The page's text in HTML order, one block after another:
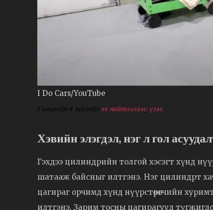
I Do Cars/YouTube
Галерейн 4 зургийг эх нийтлэлээс үзэх
Хэвийн элэгдэл, нэг л гол
Гэхдээ цилиндрийн толгой хэсэгт хүнд
шатааж байсныг илтгэнэ. Нэг цилиндрт хачин
цагираг орчимд хүнд нүүрстөрөгчийн
илтгэнэ. Зарим тосны цагирагууд